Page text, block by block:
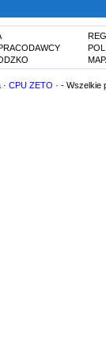
· CPU ZETO · - Wszelkie